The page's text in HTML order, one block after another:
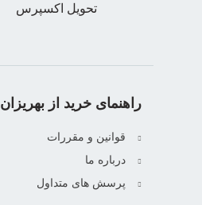
تحویل اکسپرس
راهنمای خرید از بهریزان
قوانین و مقررات
درباره ما
پرسش های متداول